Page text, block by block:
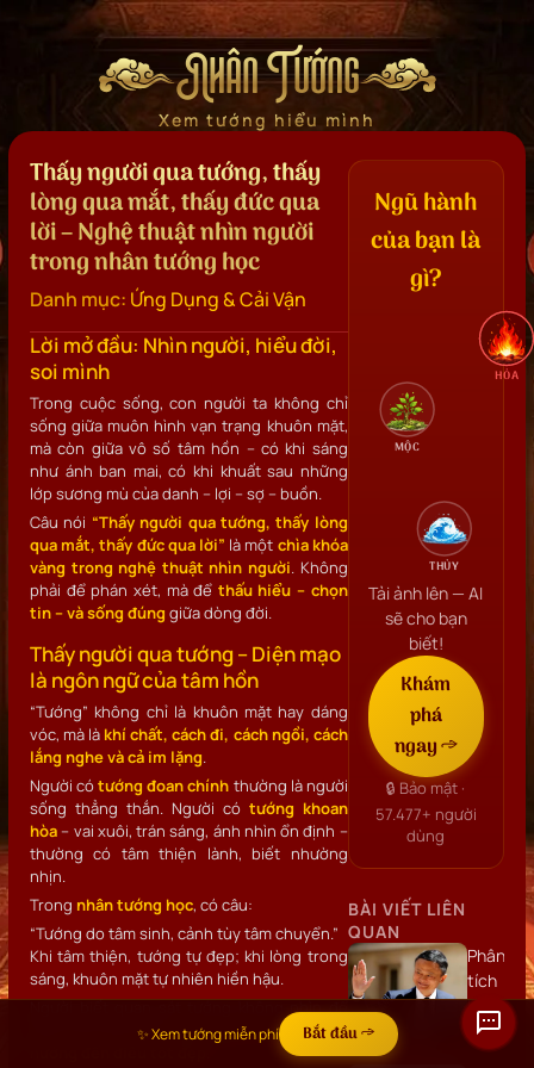
Nhân Tướng
Xem tướng hiểu mình
Thấy người qua tướng, thấy
lòng qua mắt, thấy đức qua
lời – Nghệ thuật nhìn người
trong nhân tướng học
Danh mục: Ứng Dụng & Cải Vận
Lời mở đầu: Nhìn người, hiểu đời,
soi mình
Trong cuộc sống, con người ta không chỉ
sống giữa muôn hình vạn trạng khuôn mặt,
mà còn giữa vô số tâm hồn – có khi sáng
như ánh ban mai, có khi khuất sau những
lớp sương mù của danh – lợi – sợ – buồn.
Câu nói “Thấy người qua tướng, thấy lòng
qua mắt, thấy đức qua lời” là một chìa khóa
vàng trong nghệ thuật nhìn người. Không
phải để phán xét, mà để thấu hiểu – chọn
tin – và sống đúng giữa dòng đời.
Thấy người qua tướng – Diện mạo
là ngôn ngữ của tâm hồn
“Tướng” không chỉ là khuôn mặt hay dáng
vóc, mà là khí chất, cách đi, cách ngồi, cách
lắng nghe và cả im lặng.
Người cótướng đoan chính thường là người
sống thẳng thắn. Người có tướng khoan
hòa– vai xuôi, trán sáng, ánh nhìn ổn định –
thường có tâm thiện lành, biết nhường
nhịn.
Trong nhân tướng học, có câu:
“Tướng do tâm sinh, cảnh tùy tâm chuyển.”
Khi tâm thiện, tướng tự đẹp; khi lòng trong
sáng, khuôn mặt tự nhiên hiền hậu.
Người biết quan sát tướng không nhìn để
chê, mà nhìn đểthấu hiểu bản tính và
Ngũ hành
của bạn là
gì?
HỎA
THỦY
MỘC
Tải ảnh lên — AI
sẽ cho bạn
biết!
Khám
phá
ngay →
🔒 Bảo mật ·
57.477+ người
dùng
BÀI VIẾT LIÊN
QUAN
Phân
tích
khuôn
mặt
Jack
✨ Xem tướng miễn phí Bắt đầu →